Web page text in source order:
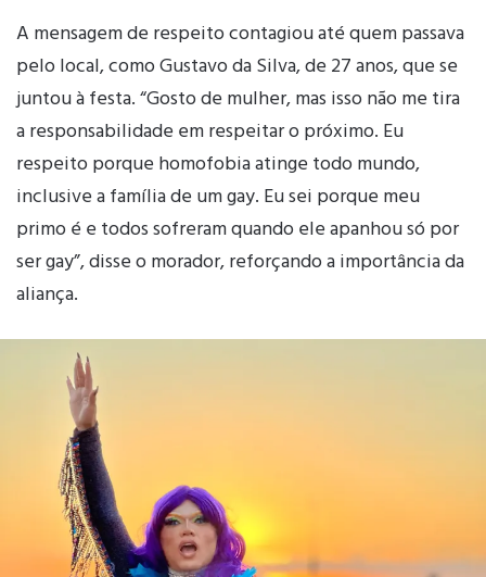
A mensagem de respeito contagiou até quem passava
pelo local, como Gustavo da Silva, de 27 anos, que se
juntou à festa. “Gosto de mulher, mas isso não me tira
a responsabilidade em respeitar o próximo. Eu
respeito porque homofobia atinge todo mundo,
inclusive a família de um gay. Eu sei porque meu
primo é e todos sofreram quando ele apanhou só por
ser gay”, disse o morador, reforçando a importância da
aliança.